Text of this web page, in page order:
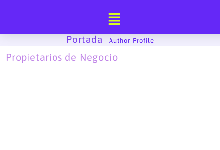
Portada
Author Profile
Propietarios de Negocio